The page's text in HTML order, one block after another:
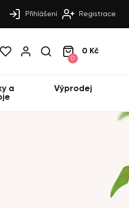
Přihlášení Registrace
0
0 Kč
a
Výprodej